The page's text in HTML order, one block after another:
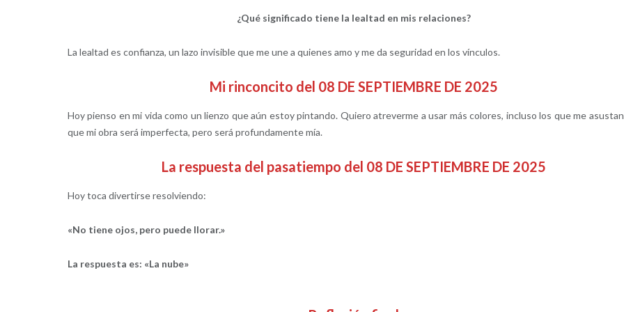
¿Qué significado tiene la lealtad en mis relaciones?
La lealtad es confianza, un lazo invisible que me une a quienes amo y me da seguridad en los vínculos.
Mi rinconcito del 08 DE SEPTIEMBRE DE 2025
Hoy pienso en mi vida como un lienzo que aún estoy pintando. Quiero atreverme a usar más colores, incluso los que me
que mi obra será imperfecta, pero será profundamente mía.
La respuesta del pasatiempo del 08 DE SEPTIEMBRE DE 2025
Hoy toca divertirse resolviendo:
«No tiene ojos, pero puede llorar.»
La respuesta es: «La nube»